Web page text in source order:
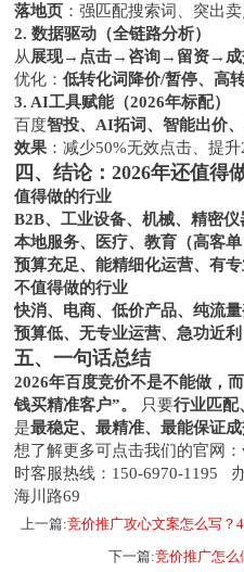
落地页 ：强匹配搜索词、突出
2. 数据驱动（全链路分析）
从 展现→点击→咨询→留资→成
优化：低转化词降价/暂停、高
3. AI工具赋能（2026年标配）
百度智投、AI拓词、智能出价
效果 ：减少50%无效点击、提
四、结论：2026年还值得
值得做的行业
B2B、工业设备、机械、精密
本地服务、医疗、教育（高客
预算充足、能精细化运营、有
不值得做的行业
快消、电商、低价产品、纯流
预算低、无专业运营、急功近利
五、一句话总结
2026年百度竞价不是不能做，
钱买精准客户”。
只要行业匹配
是最稳定、最精准、最能保证
想了解更多可点击我们的官网
时客服热线：150-6970-1195
海川路69
上一篇:竞价推广攻心文案怎么写？
下一篇:竞价推广怎么